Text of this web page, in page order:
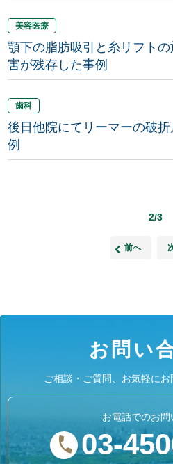
美容医療
顎下の脂肪吸引と糸リフト
害が残存した事例
歯科
後日他院にてリーマーの破
例
2/3
前へ
お問い
ご相談・ご質問、お気軽にお
お電話でのお問
03-